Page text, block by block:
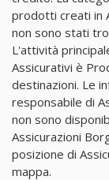
prodotti creati in
non sono stati
L'attività
Assicurativi è
destinazioni. Le
responsabile di
non sono
Assicurazioni
posizione di
mappa.